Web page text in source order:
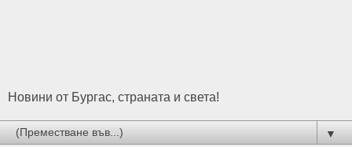
Новини от Бургас, страната и света!
▼